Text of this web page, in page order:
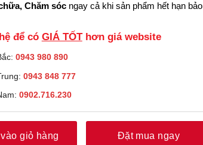
Chăm sóc ngay cả khi sản phẩm hết hạn bảo
để có GIÁ TỐThơn giá website
0943 980 890
0943 848 777
0902.716.230
giỏ hàng Đặt mua ngay